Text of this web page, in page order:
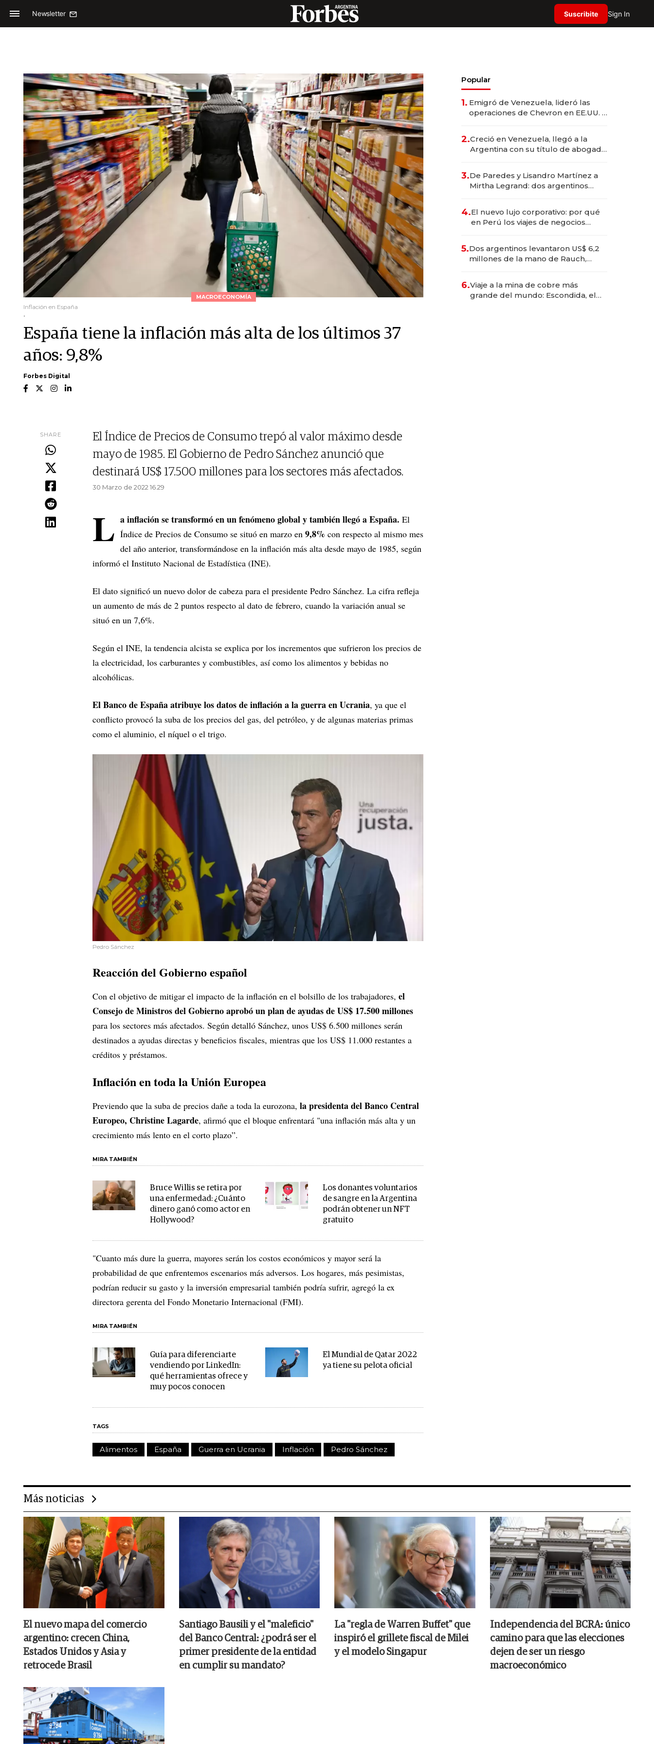
Newsletter Suscribite Sign In
MACROECONOMÍA
Inflación en España
.
España tiene la inflación más alta de los últimos 37
años: 9,8%
Forbes Digital
SHARE
El Índice de Precios de Consumo trepó al valor máximo desde
mayo de 1985. El Gobierno de Pedro Sánchez anunció que
destinará US$ 17.500 millones para los sectores más afectados.
30 Marzo de 2022 16.29
L a inflación se transformó en un fenómeno global y también llegó a España. El
Índice de Precios de Consumo se situó en marzo en 9,8% con respecto al mismo mes
del año anterior, transformándose en la inflación más alta desde mayo de 1985, según
informó el Instituto Nacional de Estadística (INE).
El dato significó un nuevo dolor de cabeza para el presidente Pedro Sánchez. La cifra refleja
un aumento de más de 2 puntos respecto al dato de febrero, cuando la variación anual se
situó en un 7,6%.
Según el INE, la tendencia alcista se explica por los incrementos que sufrieron los precios de
la electricidad, los carburantes y combustibles, así como los alimentos y bebidas no
alcohólicas.
El Banco de España atribuye los datos de inflación a la guerra en Ucrania, ya que el
conflicto provocó la suba de los precios del gas, del petróleo, y de algunas materias primas
como el aluminio, el níquel o el trigo.
Pedro Sánchez
Reacción del Gobierno español
Con el objetivo de mitigar el impacto de la inflación en el bolsillo de los trabajadores, el
Consejo de Ministros del Gobierno aprobó un plan de ayudas de US$ 17.500 millones
para los sectores más afectados. Según detalló Sánchez, unos US$ 6.500 millones serán
destinados a ayudas directas y beneficios fiscales, mientras que los US$ 11.000 restantes a
créditos y préstamos.
Inflación en toda la Unión Europea
Previendo que la suba de precios dañe a toda la eurozona, la presidenta del Banco Central
Europeo, Christine Lagarde, afirmó que el bloque enfrentará "una inflación más alta y un
crecimiento más lento en el corto plazo”.
MIRA TAMBIÉN
Bruce Willis se retira por
una enfermedad: ¿Cuánto
dinero ganó como actor en
Hollywood?
Los donantes voluntarios
de sangre en la Argentina
podrán obtener un NFT
gratuito
"Cuanto más dure la guerra, mayores serán los costos económicos y mayor será la
probabilidad de que enfrentemos escenarios más adversos. Los hogares, más pesimistas,
podrían reducir su gasto y la inversión empresarial también podría sufrir, agregó la ex
directora gerenta del Fondo Monetario Internacional (FMI).
MIRA TAMBIÉN
Guía para diferenciarte
vendiendo por LinkedIn:
qué herramientas ofrece y
muy pocos conocen
El Mundial de Qatar 2022
ya tiene su pelota oficial
TAGS
Alimentos España Guerra en Ucrania Inflación Pedro Sánchez
Popular
1. Emigró de Venezuela, lideró las
operaciones de Chevron en EE.UU. y
2.Creció en Venezuela, llegó a la
Argentina con su título de abogado
marcas "fast premium"
3.De Paredes y Lisandro Martínez a
Mirtha Legrand: dos argentinos
4.El nuevo lujo corporativo: por qué
en Perú los viajes de negocios
transformadoras
5.Dos argentinos levantaron US$ 6,2
millones de la mano de Rauch,
6.Viaje a la mina de cobre más
grande del mundo: Escondida, el
Más noticias
El nuevo mapa del comercio
argentino: crecen China,
Estados Unidos y Asia y
retrocede Brasil
Santiago Bausili y el "maleficio"
del Banco Central: ¿podrá ser el
primer presidente de la entidad
en cumplir su mandato?
La "regla de Warren Buffet" que
inspiró el grillete fiscal de Milei
y el modelo Singapur
Independencia del BCRA: único
camino para que las elecciones
dejen de ser un riesgo
macroeconómico